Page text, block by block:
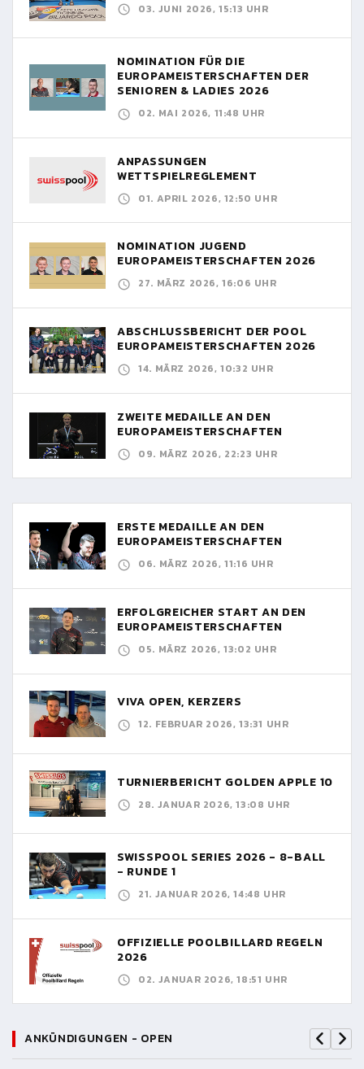
03. JUNI 2026, 15:13 UHR
NOMINATION FÜR DIE
EUROPAMEISTERSCHAFTEN DER
SENIOREN & LADIES 2026
02. MAI 2026, 11:48 UHR
ANPASSUNGEN
WETTSPIELREGLEMENT
01. APRIL 2026, 12:50 UHR
NOMINATION JUGEND
EUROPAMEISTERSCHAFTEN 2026
27. MÄRZ 2026, 16:06 UHR
ABSCHLUSSBERICHT DER POOL
EUROPAMEISTERSCHAFTEN 2026
14. MÄRZ 2026, 10:32 UHR
ZWEITE MEDAILLE AN DEN
EUROPAMEISTERSCHAFTEN
09. MÄRZ 2026, 22:23 UHR
ERSTE MEDAILLE AN DEN
EUROPAMEISTERSCHAFTEN
06. MÄRZ 2026, 11:16 UHR
ERFOLGREICHER START AN DEN
EUROPAMEISTERSCHAFTEN
05. MÄRZ 2026, 13:02 UHR
VIVA OPEN, KERZERS
12. FEBRUAR 2026, 13:31 UHR
TURNIERBERICHT GOLDEN APPLE 10
28. JANUAR 2026, 13:08 UHR
SWISSPOOL SERIES 2026 - 8-BALL
- RUNDE 1
21. JANUAR 2026, 14:48 UHR
OFFIZIELLE POOLBILLARD REGELN
2026
02. JANUAR 2026, 18:51 UHR
ANKÜNDIGUNGEN - OPEN